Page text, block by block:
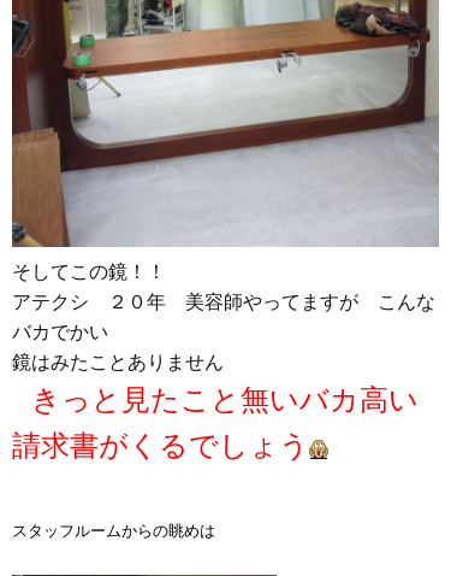
そしてこの鏡！！
アテクシ ２０年 美容師やってますが こんな
バカでかい
鏡はみたことありません
きっと見たこと無いバカ高い
請求書がくるでしょう
スタッフルームからの眺めは